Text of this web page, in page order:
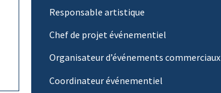
Responsable artistique
Chef de projet événementiel
Organisateur d’événements commerciaux
Coordinateur événementiel